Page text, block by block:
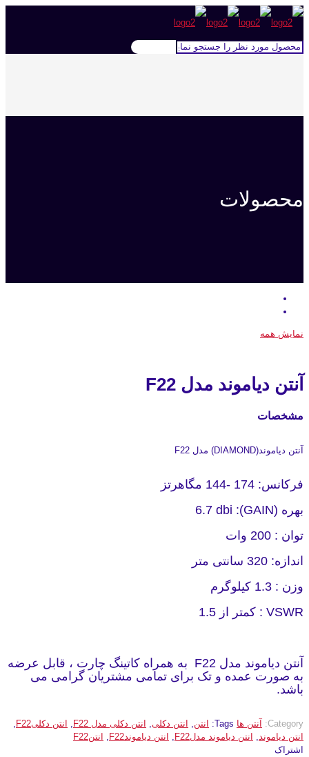
محصولات
نمایش همه
آنتن دیاموند مدل F22
مشخصات
آنتن دیاموند(DIAMOND) مدل F22
فرکانس: 174 -144 مگاهرتز
بهره (GAIN): 6.7 dbi
توان : 200 وات
اندازه: 320 سانتی متر
وزن : 1.3 کیلوگرم
VSWR : کمتر از 1.5
آنتن دیاموند مدل F22 به همراه کاتینگ چارت ، قابل عرضه
به صورت عمده و تک برای تمامی مشتریان گرامی می
باشد.
Category: آنتن ها Tags: انتن, انتن دکلی, انتن دکلی مدل F22 , انتن دکلیF22
,
انتن دیاموند, انتن دیاموند مدلF22 , انتن دیاموندF22 ,
انتنF22
اشتراک